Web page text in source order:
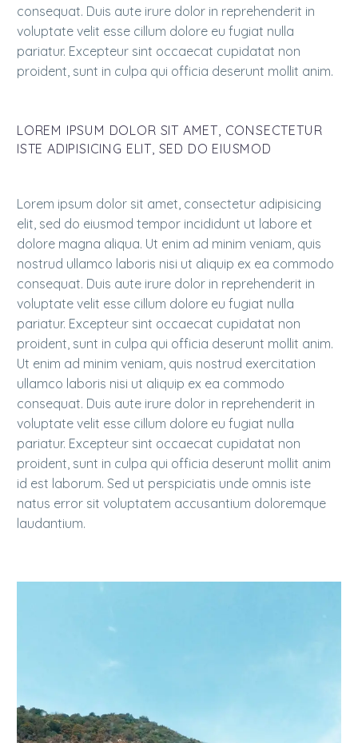
consequat. Duis aute irure dolor in reprehenderit in
voluptate velit esse cillum dolore eu fugiat nulla
pariatur. Excepteur sint occaecat cupidatat non
proident, sunt in culpa qui officia deserunt mollit anim.
LOREM IPSUM DOLOR SIT AMET, CONSECTETUR
ISTE ADIPISICING ELIT, SED DO EIUSMOD
Lorem ipsum dolor sit amet, consectetur adipisicing
elit, sed do eiusmod tempor incididunt ut labore et
dolore magna aliqua. Ut enim ad minim veniam, quis
nostrud ullamco laboris nisi ut aliquip ex ea commodo
consequat. Duis aute irure dolor in reprehenderit in
voluptate velit esse cillum dolore eu fugiat nulla
pariatur. Excepteur sint occaecat cupidatat non
proident, sunt in culpa qui officia deserunt mollit anim.
Ut enim ad minim veniam, quis nostrud exercitation
ullamco laboris nisi ut aliquip ex ea commodo
consequat. Duis aute irure dolor in reprehenderit in
voluptate velit esse cillum dolore eu fugiat nulla
pariatur. Excepteur sint occaecat cupidatat non
proident, sunt in culpa qui officia deserunt mollit anim
id est laborum. Sed ut perspiciatis unde omnis iste
natus error sit voluptatem accusantium doloremque
laudantium.